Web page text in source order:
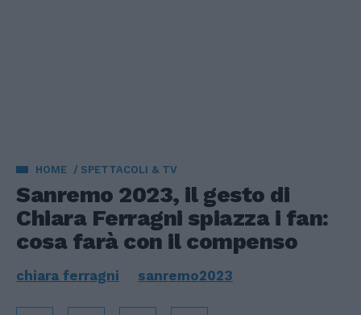
HOME SPETTACOLI & TV
Sanremo 2023, il gesto di
Chiara Ferragni spiazza i fan:
cosa farà con il compenso
chiara ferragni sanremo2023